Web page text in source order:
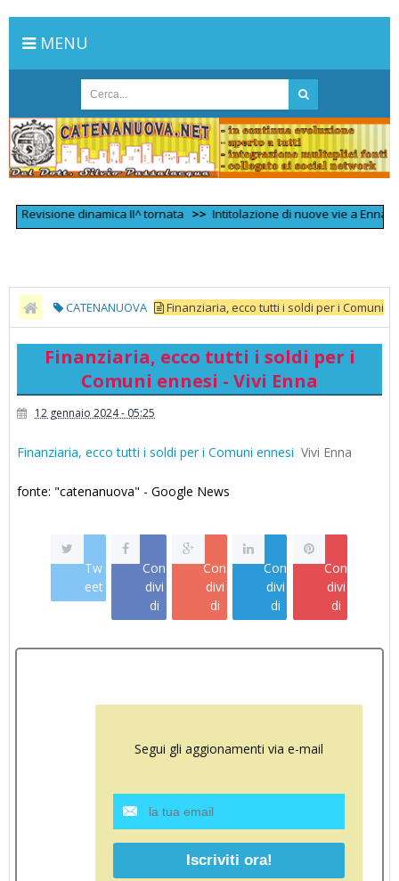
MENU
dinamica II^ tornata >> Intitolazione di nuove vie a Enna, il
CATENANUOVA Finanziaria, ecco tutti i soldi per i Comuni
ennesi - Vivi Enna
Finanziaria, ecco tutti i soldi per i
Comuni ennesi - Vivi Enna
12 gennaio 2024 - 05:25
Finanziaria, ecco tutti i soldi per i Comuni ennesi Vivi Enna
fonte: "catenanuova" - Google News
Tw
eet
Con
divi
di
Con
divi
di
Con
divi
di
Con
divi
di
Segui gli aggionamenti via e-mail